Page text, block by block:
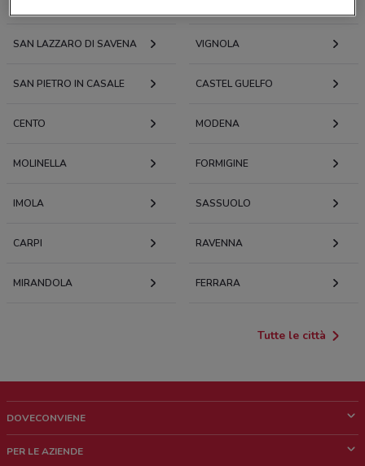
SAN LAZZARO DI SAVENA VIGNOLA
SAN PIETRO IN CASALE CASTEL GUELFO
CENTO MODENA
MOLINELLA FORMIGINE
IMOLA SASSUOLO
CARPI RAVENNA
MIRANDOLA FERRARA
Tutte le città
DOVECONVIENE
PER LE AZIENDE